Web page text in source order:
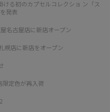
ける初のカプセルコレクショ ン「ス
発表
名古屋店に新店オープン
幌店に新店をオープン
限定色が再入荷